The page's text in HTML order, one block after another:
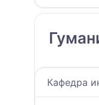
Кафедра